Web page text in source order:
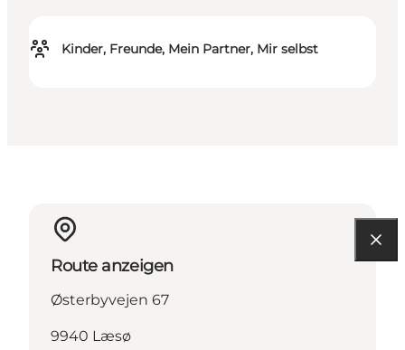
Kinder, Freunde, Mein Partner, Mir selbst
Route anzeigen
Østerbyvejen 67
9940 Læsø